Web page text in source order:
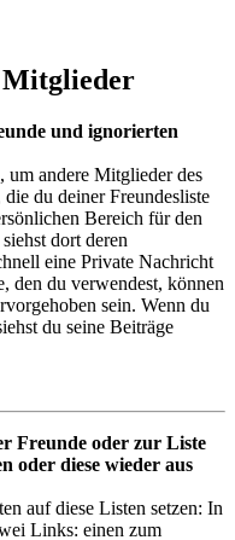
Mitglieder
und ignorierten
um andere Mitglieder des
du deiner Freundesliste
Bereich für den
dort deren
eine Private Nachricht
den du verwendest, können
sein. Wenn du
du seine Beiträge
Freunde oder zur Liste
oder diese wieder aus
auf diese Listen setzen: In
Links: einen zum